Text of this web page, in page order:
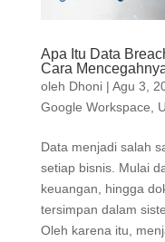
Apa Itu Data
Cara
oleh Dhoni| Agu 3,
Google Workspace
Data menjadi salah
setiap bisnis. Mulai
keuangan, hingga
tersimpan dalam
Oleh karena itu,